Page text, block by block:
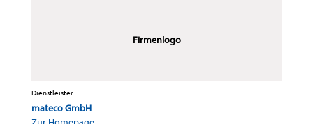
Firmenlogo
Dienstleister
mateco GmbH